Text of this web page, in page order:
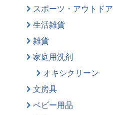
スポーツ・アウトドア
生活雑貨
雑貨
家庭用洗剤
オキシクリーン
文房具
ベビー用品